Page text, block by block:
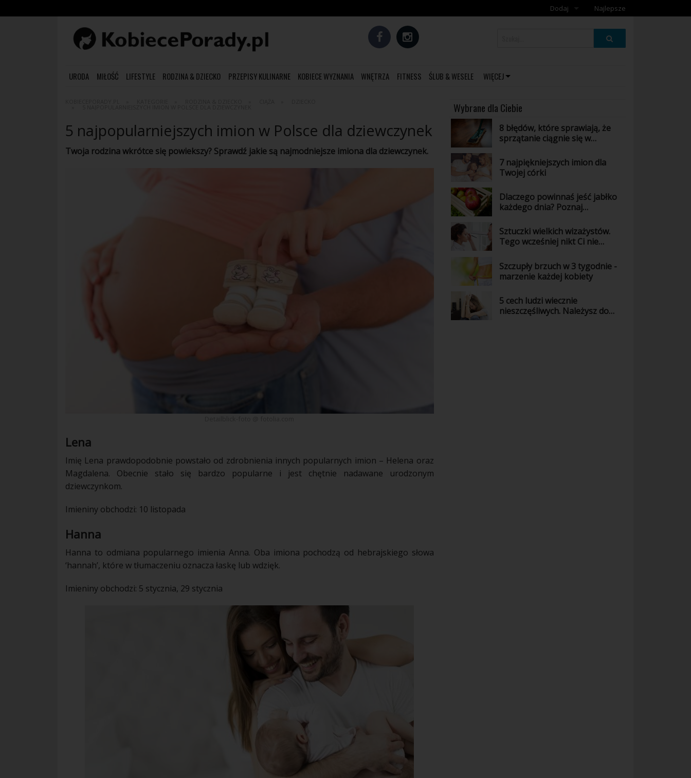
Dodaj
Najlepsze
URODA MIŁOŚĆ LIFESTYLE RODZINA & DZIECKO PRZEPISY KULINARNE KOBIECE WYZNANIA WNĘTRZA FITNESS ŚLUB & WESELE WIĘCEJ
5 najpopularniejszych imion w Polsce dla dziewczynek
Twoja rodzinawkrótce się powiekszy? Sprawdź jakie są najmodniejsze imiona dla dziewczynek.
Lena
Imię Lena prawdopodobnie powstało od zdrobnienia innych popularnych imion – Helena oraz
Magdalena. Obecnie stało się bardzo popularne i jest chętnie nadawane
urodzonym
dziewczynkom.
Imieniny obchodzi: 10 listopada
Hanna
Hanna to odmiana popularnego imienia Anna. Oba imiona pochodzą od hebrajskiego słowa
‘hannah’, które w tłumaczeniu oznacza łaskę lub wdzięk.
Imieniny obchodzi: 5 stycznia, 29 stycznia
Wybrane dla Ciebie
8 błędów, które sprawiają, że
sprzątanie ciągnie się w
7 najpiękniejszych imion dla
Twojej córki
Dlaczego powinnaś jeść jabłko
każdego dnia? Poznaj
owocu
Sztuczki wielkich wizażystów.
Tego wcześniej nikt Ci nie
Szczupły brzuch w 3 tygodnie -
marzenie każdej kobiety
5 cech ludzi wiecznie
nieszczęśliwych. Należysz do